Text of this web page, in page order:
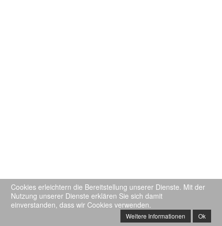
Cookies erleichtern die Bereitstellung unserer Dienste. Mit der
Nutzung unserer Dienste erklären Sie sich damit
einverstanden, dass wir Cookies verwenden.
Weitere Informationen Ok